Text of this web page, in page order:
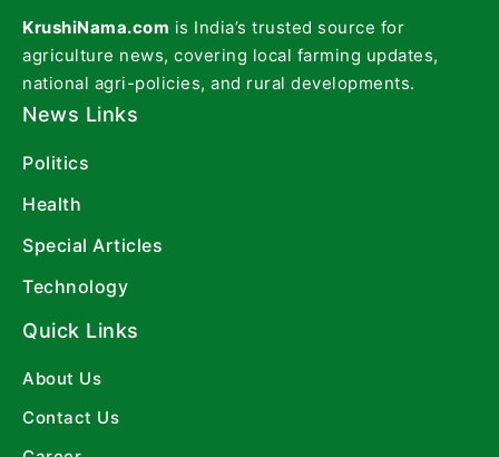
KrushiNama.com is India’s trusted source for
agriculture news, covering local farming updates,
national agri-policies, and rural developments.
News Links
Politics
Health
Special Articles
Technology
Quick Links
About Us
Contact Us